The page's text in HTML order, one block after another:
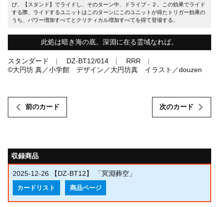
び、【スタンド】でライドし、そのターン中、ドライブ－２。この効果でライド
する際、ライドするユニットはこのターンにこのユニットが得たトリガー効果の
うち、パワー増加すべてとクリティカル増加すべてを得て登場する。
此処は暗き海の底。深淵に在る霊域なれば。
スタンダード DZ-BT12/014
RRR
©大円坊 真／小学館 デザイン／大円坊真 イラスト／douzen
前のカード 次のカード
収録商品
2025-12-26 【DZ-BT12】 「冥淵葬空」
カードリスト 商品ページ